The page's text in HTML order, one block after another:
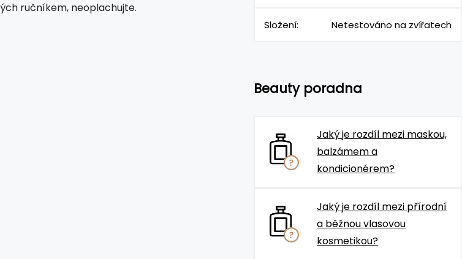
ručníkem, neoplachujte.
Složení: Netestováno na zvířatech
Beauty poradna
Jaký je rozdíl mezi maskou,
balzámem a
kondicionérem?
Jaký je rozdíl mezi přírodní
a běžnou vlasovou
kosmetikou?